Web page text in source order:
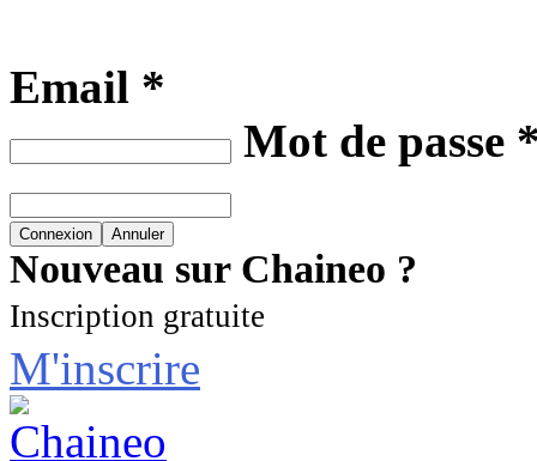
Email *
Mot de passe
Nouveau sur Chaineo ?
Inscription gratuite
M'inscrire